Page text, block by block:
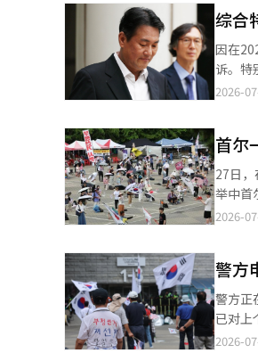
（K-55）。 其中6人通过正门进入了基地内部，另外2人则在入口
件进行调查。 大进联是由全国大学生组成的进步倾向学生
美军
岛污水排放的集会 ▲
的争议
吁对
的左翼
令人羞
放”的
终，大
当局动
原因。
胁”（
牙和欧
的利益
民涌入
综合
因在
诉。特别
检察官）
并试图实质
美主义的
在紧急
因金泰效英
外交部
称，金
戈德
我们一起关注情况
查。随
批准了拘留令。 金泰效在被拘留后向法院申请了
2026-
首尔
27日
举中首
50余天
2026-
警方
警方正在
已对上
拘禁的逮捕令。 此前，韩国记者协会JTBC分会曾
2026-